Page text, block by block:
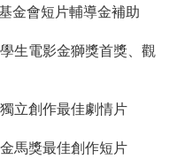
金會短片輔導金補助
生電影金獅獎首獎、觀
立創作最佳劇情片
馬獎最佳創作短片